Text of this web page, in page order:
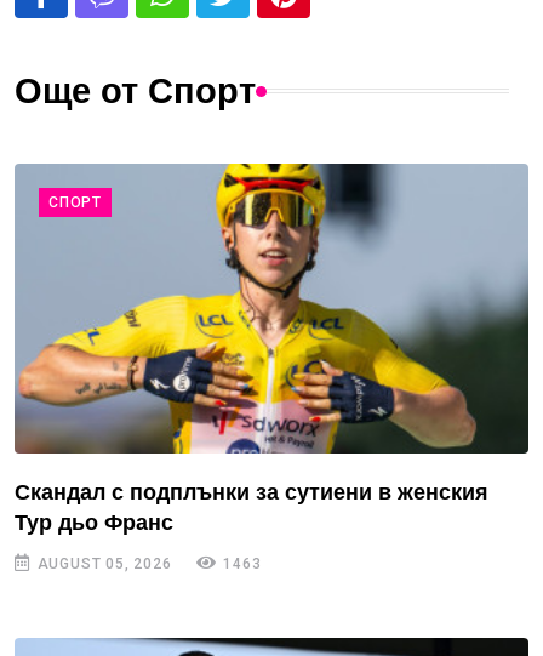
Още от Спорт
СПОРТ
Скандал с подплънки за сутиени в женския
Тур дьо Франс
AUGUST 05, 2026 1463